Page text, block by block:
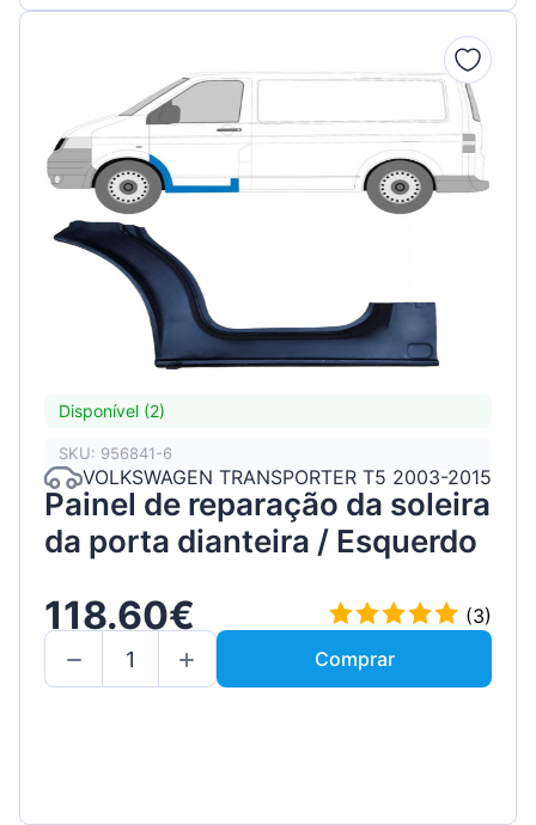
Disponível (2)
SKU: 956841-6
VOLKSWAGEN TRANSPORTER T5 2003-2015
Painel de reparação da soleira
da porta dianteira / Esquerdo
118.60€
(3)
Comprar